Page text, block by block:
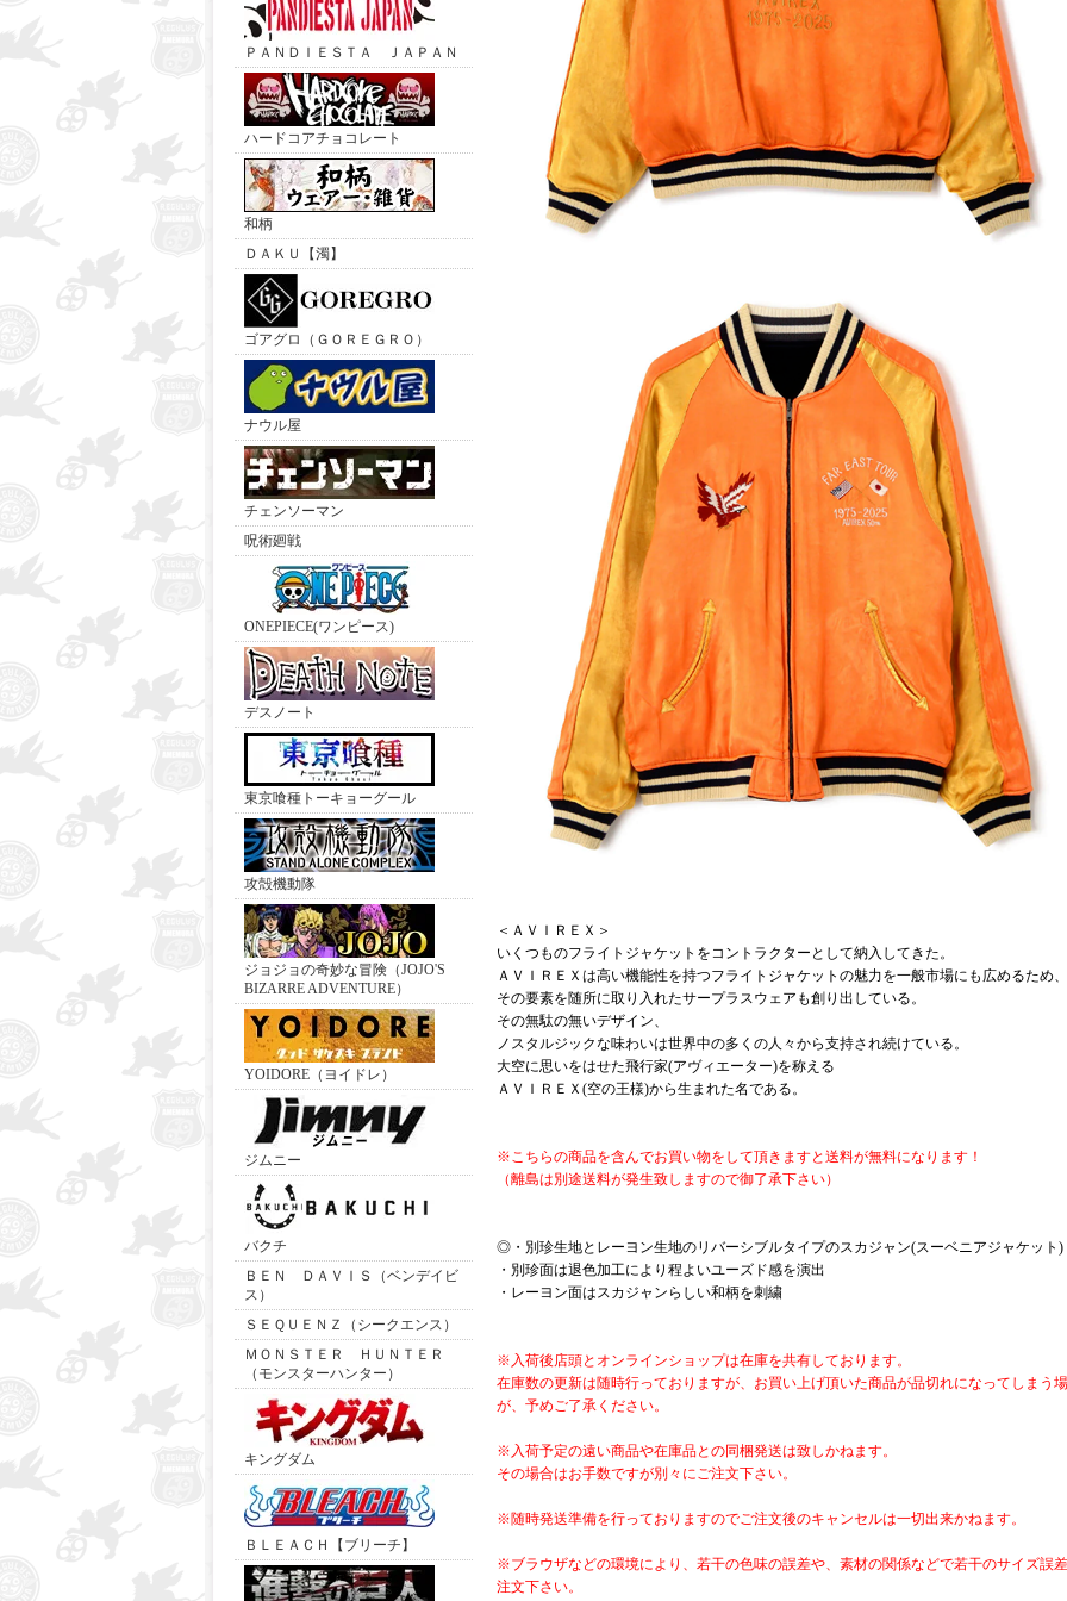
ＰＡＮＤＩＥＳＴＡ ＪＡＰＡＮ
ハードコアチョコレート
和柄
ＤＡＫＵ【濁】
ゴアグロ（ＧＯＲＥＧＲＯ）
ナウル屋
チェンソーマン
呪術廻戦
ONEPIECE(ワンピース)
デスノート
東京喰種トーキョーグール
攻殻機動隊
ジョジョの奇妙な冒険（JOJO'S
BIZARRE ADVENTURE）
YOIDORE（ヨイドレ）
ジムニー
バクチ
ＢＥＮ ＤＡＶＩＳ（ベンデイビ
ス）
ＳＥＱＵＥＮＺ（シークエンス）
ＭＯＮＳＴＥＲ ＨＵＮＴＥＲ
（モンスターハンター）
キングダム
ＢＬＥＡＣＨ【ブリーチ】
＜ＡＶＩＲＥＸ＞
いくつものフライトジャケットをコントラクターとして納入してきた。
ＡＶＩＲＥＸは高い機能性を持つフライトジャケットの魅力を一般市場にも広めるため、
その要素を随所に取り入れたサープラスウェアも創り出している。
その無駄の無いデザイン、
ノスタルジックな味わいは世界中の多くの人々から支持され続けている。
大空に思いをはせた飛行家(アヴィエーター)を称える
ＡＶＩＲＥＸ(空の王様)から生まれた名である。
※こちらの商品を含んでお買い物をして頂きますと送料が無料になります！
（離島は別途送料が発生致しますので御了承下さい）
◎・別珍生地とレーヨン生地のリバーシブルタイプのスカジャン(スーベニアジャケット)
・別珍面は退色加工により程よいユーズド感を演出
・レーヨン面はスカジャンらしい和柄を刺繍
※入荷後店頭とオンラインショップは在庫を共有しております。
在庫数の更新は随時行っておりますが、お買い上げ頂いた商品が品切れになってしまう
が、予めご了承ください。
※入荷予定の遠い商品や在庫品との同梱発送は致しかねます。
その場合はお手数ですが別々にご注文下さい。
※随時発送準備を行っておりますのでご注文後のキャンセルは一切出来かねます。
※ブラウザなどの環境により、若干の色味の誤差や、素材の関係などで若干のサイズ誤
注文下さい。